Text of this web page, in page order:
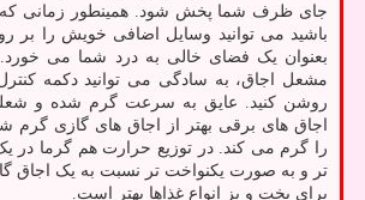
جای ظرف شما پخش شود. همینطور زمانی که
باشید می توانید وسایل اضافی خویش را بر
بعنوان یک فضای خالی به درد شما می
مشعل اجاق، به سادگی می توانید دکمه کنترل
روشن کنید. عایق به سرعت گرم شده و
اجاق های برقی بهتر از اجاق های گازی
را گرم می کند. در توزیع حرارت هم گرما
تر و به صورت یکنواخت تر نسبت به یک اجاق
برای پخت و پز انواع غذاها بهتر است.